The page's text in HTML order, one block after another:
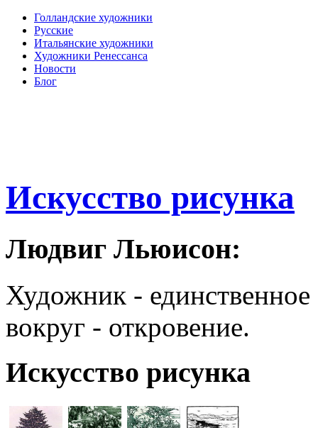
Голландские художники
Русские
Итальянские художники
Художники Ренессанса
Новости
Блог
Искусство рисунка
Людвиг Льюисон:
Художник - единственное
вокруг - откровение.
Искусство рисунка